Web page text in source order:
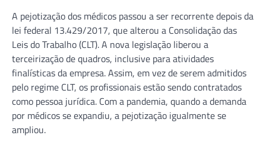
A pejotização dos médicos passou a ser recorrente depois da
lei federal 13.429/2017, que alterou a Consolidação das
Leis do Trabalho (CLT). A nova legislação liberou a
terceirização de quadros, inclusive para atividades
finalísticas da empresa. Assim, em vez de serem admitidos
pelo regime CLT, os profissionais estão sendo contratados
como pessoa jurídica. Com a pandemia, quando a demanda
por médicos se expandiu, a pejotização igualmente se
ampliou.